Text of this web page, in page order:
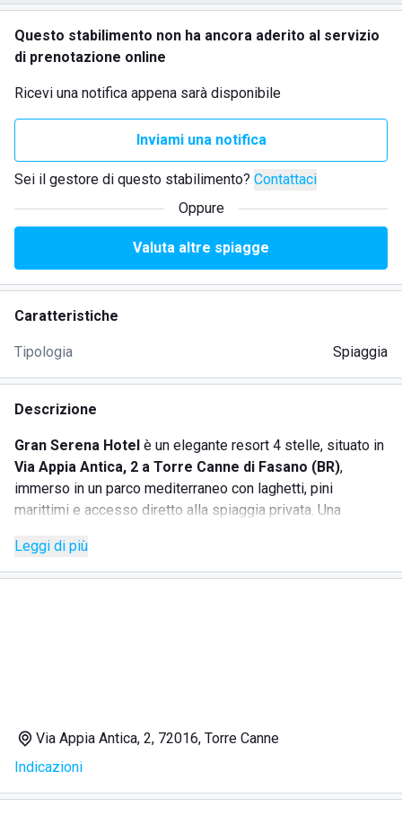
Questo stabilimento non ha ancora aderito al servizio
di prenotazione online
Ricevi una notifica appena sarà disponibile
Inviami una notifica
Sei il gestore di questo stabilimento? Contattaci
Oppure
Valuta altre spiagge
Caratteristiche
Tipologia Spiaggia
Descrizione
Gran Serena Hotel è un elegante resort 4 stelle, situato in
Via Appia Antica, 2 a Torre Canne di Fasano (BR),
immerso in un parco mediterraneo con laghetti, pini
marittimi e accesso diretto alla spiaggia privata. Una
divertimento, con un collegamento interno alle Terme di
Torre Canne e numerosi servizi adatti a tutta la famiglia.
Centro benessere e Parco Termale estivo con percorso
Kneipp;
Campi sportivi per tennis, calcetto, bocce, tiro con
Leggi di più
Via Appia Antica, 2, 72016, Torre Canne
Indicazioni